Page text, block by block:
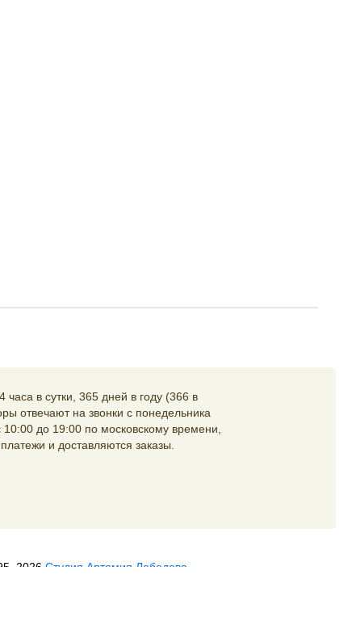
в сутки, 365 дней в году (366 в
отвечают на звонки с понедельника
до 19:00 по московскому времени,
и доставляются заказы.
Студия Артемия Лебедева